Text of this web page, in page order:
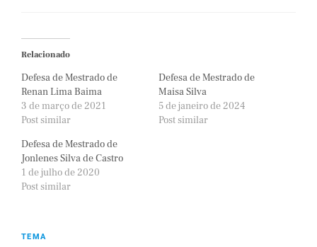
Relacionado
Defesa de Mestrado de
Renan Lima Baima
3 de março de 2021
Post similar
Defesa de Mestrado de
Maisa Silva
5 de janeiro de 2024
Post similar
Defesa de Mestrado de
Jonlenes Silva de Castro
1 de julho de 2020
Post similar
TEMA